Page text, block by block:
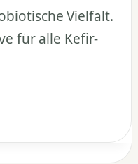
Vielfalt.
für alle Kefir-